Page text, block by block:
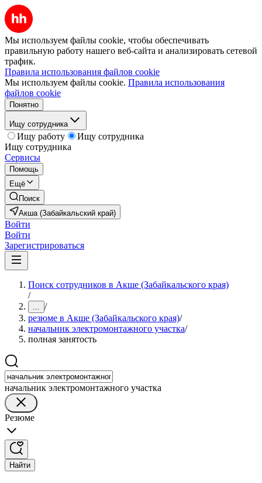
Мы используем файлы cookie, чтобы обеспечивать
правильную работу нашего веб-сайта и анализировать сетевой
трафик.
Правила использования файлов cookie
Мы используем файлы cookie. Правила использования
файлов cookie
Понятно
Ищу сотрудника
Ищу работу
Ищу сотрудника
Ищу сотрудника
Сервисы
Помощь
Ещё
Поиск
Акша (Забайкальский край)
Войти
Войти
Зарегистрироваться
Поиск сотрудников в Акше (Забайкальского края)
/
... /
резюме в Акше (Забайкальского края)/
начальник электромонтажного участка/
полная занятость
начальник электромонтажного участка
Резюме
Найти